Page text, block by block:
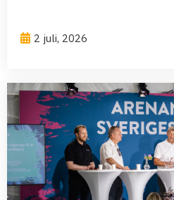
2 juli, 2026